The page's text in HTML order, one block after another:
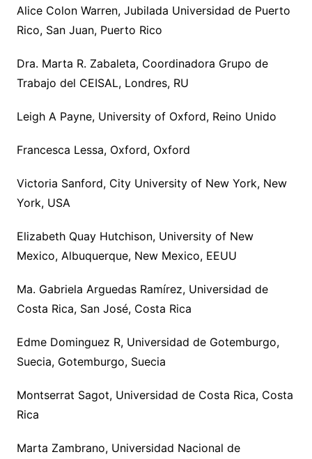
Alice Colon Warren, Jubilada Universidad de Puerto
Rico, San Juan, Puerto Rico
Dra. Marta R. Zabaleta, Coordinadora Grupo de
Trabajo del CEISAL, Londres, RU
Leigh A Payne, University of Oxford, Reino Unido
Francesca Lessa, Oxford, Oxford
Victoria Sanford, City University of New York, New
York, USA
Elizabeth Quay Hutchison, University of New
Mexico, Albuquerque, New Mexico, EEUU
Ma. Gabriela Arguedas Ramírez, Universidad de
Costa Rica, San José, Costa Rica
Edme Dominguez R, Universidad de Gotemburgo,
Suecia, Gotemburgo, Suecia
Montserrat Sagot, Universidad de Costa Rica, Costa
Rica
Marta Zambrano, Universidad Nacional de